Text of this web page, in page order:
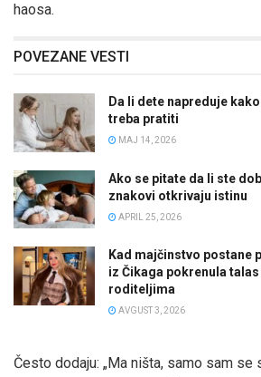
haosa.
POVEZANE VESTI
Da li dete napreduje
treba pratiti
MAJ 14, 2026
Ako se pitate da li ste
znakovi otkrivaju istinu
APRIL 25, 2026
Kad majčinstvo postane
iz Čikaga pokrenula
roditeljima
AVGUST 3, 2026
Često dodaju: „Ma ništa, samo sam se